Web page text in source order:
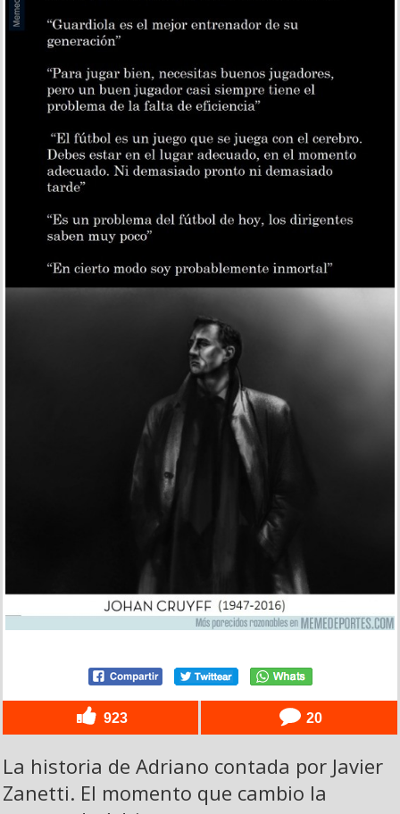
923 20
La historia de Adriano contada por Javier
Zanetti. El momento que cambio la